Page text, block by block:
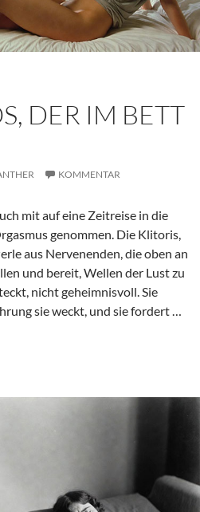
DER IM BETT
KOMMENTAR
mit auf eine Zeitreise in die
genommen. Die Klitoris,
aus Nervenenden, die oben an
und bereit, Wellen der Lust zu
nicht geheimnisvoll. Sie
sie weckt, und sie fordert …